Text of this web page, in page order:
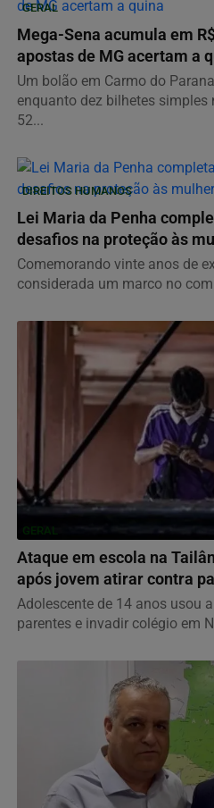
GERAL
Mega-Sena acumula em
apostas de MG acertam a
Um bolão em Carmo do
enquanto dez bilhetes
52...
DIREITOS HUMANOS
Lei Maria da Penha
desafios na proteção às
Comemorando vinte anos de
considerada um marco no
GERAL
Ataque em escola na
após jovem atirar contra
Adolescente de 14 anos usou
parentes e invadir colégio em